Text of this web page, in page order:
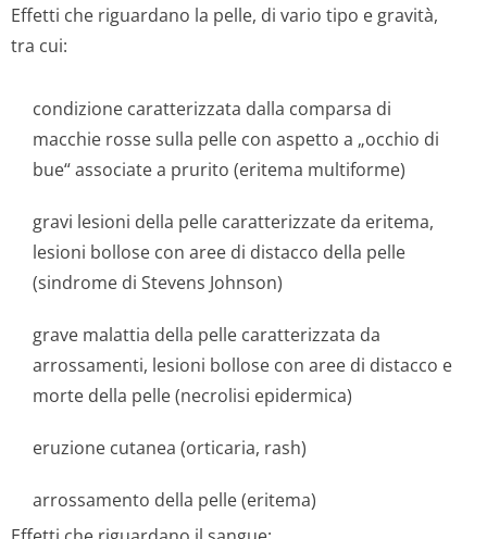
Effetti che riguardano la pelle, di vario tipo e gravità,
tra cui:
condizione caratterizzata dalla comparsa di
macchie rosse sulla pelle con aspetto a „occhio di
bue“ associate a prurito (eritema multiforme)
gravi lesioni della pelle caratterizzate da eritema,
lesioni bollose con aree di distacco della pelle
(sindrome di Stevens Johnson)
grave malattia della pelle caratterizzata da
arrossamenti, lesioni bollose con aree di distacco e
morte della pelle (necrolisi epidermica)
eruzione cutanea (orticaria, rash)
arrossamento della pelle (eritema)